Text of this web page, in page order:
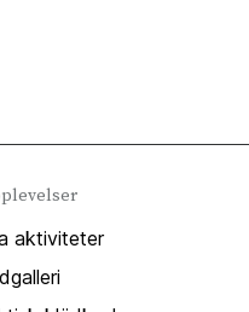
aktiviteter